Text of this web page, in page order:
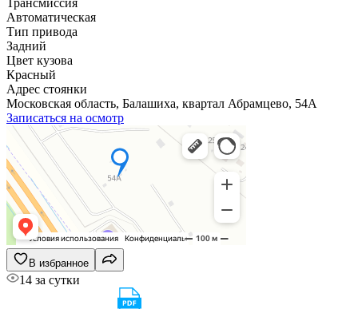
Трансмиссия
Автоматическая
Тип привода
Задний
Цвет кузова
Красный
Адрес стоянки
Московская область, Балашиха, квартал Абрамцево, 54А
Записаться на осмотр
В избранное
14 за сутки